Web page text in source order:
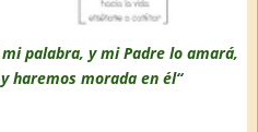
palabra, y mi Padre lo amará,
haremos morada en él“